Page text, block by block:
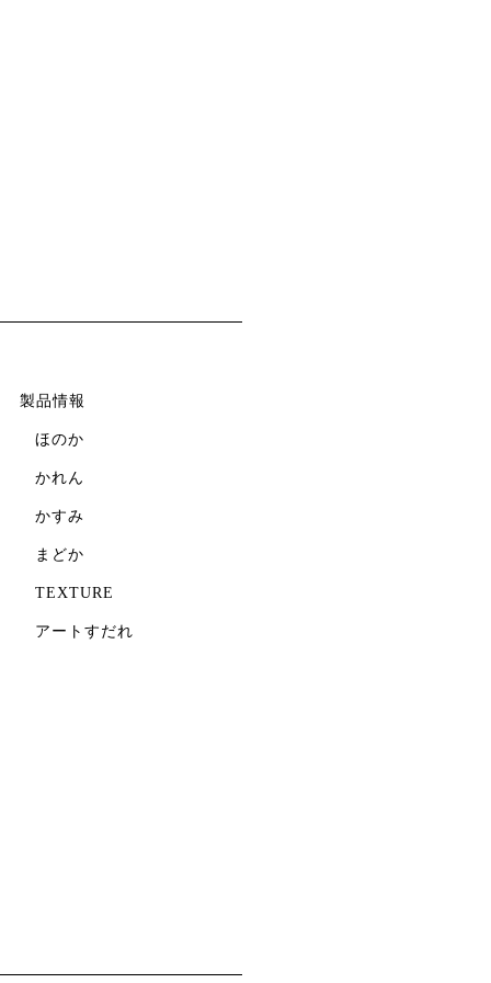
製品情報
ほのか
かれん
かすみ
まどか
TEXTURE
アートすだれ